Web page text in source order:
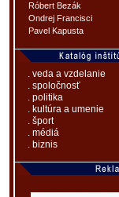
Róbert Bezák
Ondrej Francisci
Pavel Kapusta
. veda a vzdelanie
. spoločnosť
. politika
. kultúra a umenie
. šport
. médiá
. biznis